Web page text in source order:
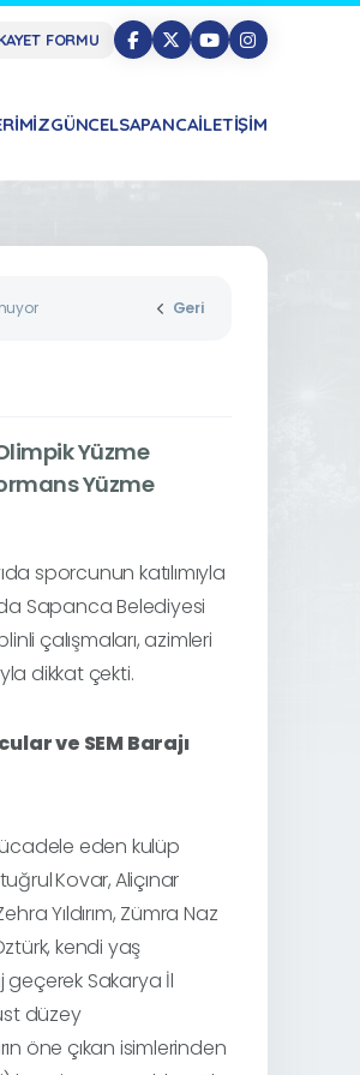
FORMU
GÜNCELSAPANCAİLETIŞIM
Geri
Yüzme
Yüzme
sporcunun katılımıyla
Sapanca Belediyesi
çalışmaları, azimleri
dikkat çekti.
ve SEM Barajı
eden kulüp
Kovar,Aliçınar
Yıldırım, Zümra Naz
, kendi yaş
geçerek Sakarya İl
düzey
öne çıkan isimlerinden